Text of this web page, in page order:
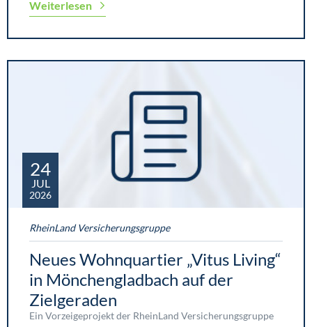
Weiterlesen
24
JUL
2026
RheinLand Versicherungsgruppe
Neues Wohnquartier „Vitus Living“
in Mönchengladbach auf der
Zielgeraden
Ein Vorzeigeprojekt der RheinLand Versicherungsgruppe